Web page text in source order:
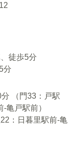
徒歩5分
分
（門33：戸駅
亀戸駅前）
：日暮里駅前-亀